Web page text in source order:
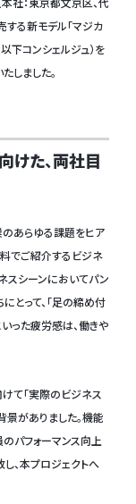
る新モデル「マジカ
下コンシェルジュ）を
しました。
けた、両社目
のあらゆる課題をヒア
でご紹介するビジネ
スシーンにおいてパン
とって、「足の締め付
った疲労感は、働きや
て「実際のビジネス
景がありました。機能
パフォーマンス向上
、本プロジェクトへ